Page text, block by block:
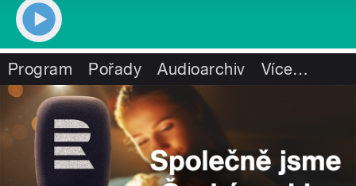
Program Pořady Audioarchiv Více…